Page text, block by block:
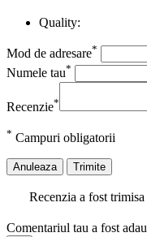
Quality:
Mod de adresare*
Numele tau*
Recenzie*
* Campuri obligatorii
Anuleaza Trimite
Recenzia a fost trimisa
Comentariul tau a fost